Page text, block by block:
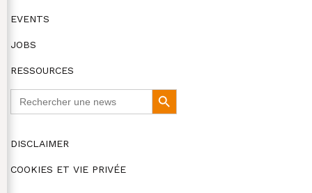
EVENTS
JOBS
RESSOURCES
Search
Button
DISCLAIMER
COOKIES ET VIE PRIVÉE